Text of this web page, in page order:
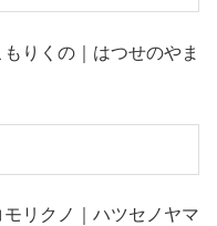
りくの｜はつせのやま
リクノ｜ハツセノヤマ